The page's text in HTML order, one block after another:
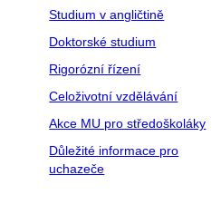
Studium v angličtině
Doktorské studium
Rigorózní řízení
Celoživotní vzdělávání
Akce MU pro středoškoláky
Důležité informace pro
uchazeče